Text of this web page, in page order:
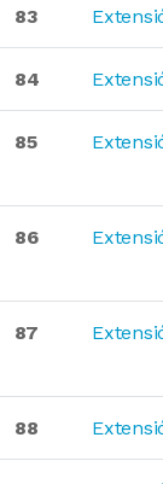
83
84
85
86
87
88